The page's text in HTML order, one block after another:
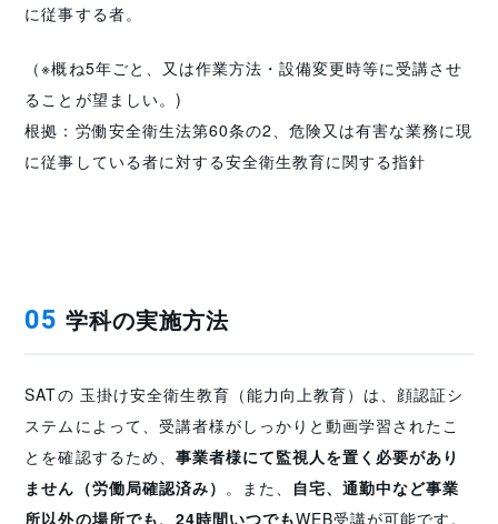
に従事する者。
（※概ね5年ごと、又は作業方法・設備変更時等に受講させ
ることが望ましい。)
根拠：労働安全衛生法第60条の2、危険又は有害な業務に現
に従事している者に対する安全衛生教育に関する指針
05 学科の実施方法
SATの 玉掛け安全衛生教育（能力向上教育）は、顔認証シ
ステムによって、受講者様がしっかりと動画学習されたこ
とを確認するため、 事業者様にて監視人を置く必要があり
ません（労働局確認済み） 。また、 自宅、通勤中など事業
所以外の場所でも、24時間いつでもWEB受講が可能です。